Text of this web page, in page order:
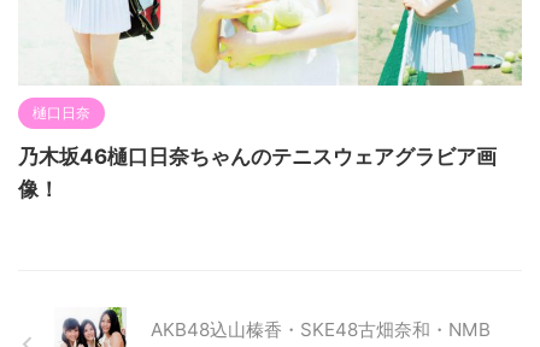
樋口日奈
乃木坂46樋口日奈ちゃんのテニスウェアグラビア画
像！
AKB48込山榛香・SKE48古畑奈和・NMB